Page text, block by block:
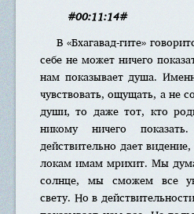
#00:11:14#
В «Бхагавад-гите»
себе не может ничего
нам показывает душа.
чувствовать, ощущать, а не
души, то даже тот, кто
никому ничего
действительно дает
локам имам мрихит. Мы
солнце, мы сможем все
свету. Но в